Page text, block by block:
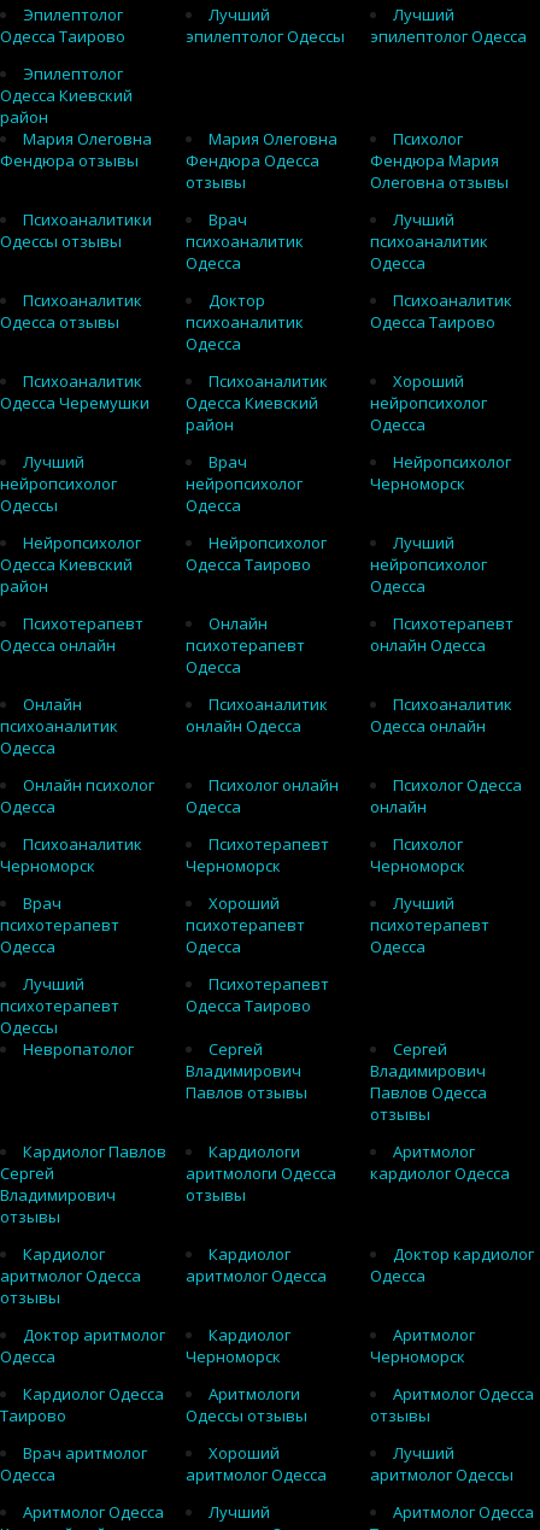
Эпилептолог
Одесса Таирово
Лучший
эпилептолог Одессы
Лучший
эпилептолог Одесса
Эпилептолог
Одесса Киевский
район
Мария Олеговна
Фендюра отзывы
Мария Олеговна
Фендюра Одесса
отзывы
Психолог
Фендюра Мария
Олеговна отзывы
Психоаналитики
Одессы отзывы
Врач
психоаналитик
Одесса
Лучший
психоаналитик
Одесса
Психоаналитик
Одесса отзывы
Доктор
психоаналитик
Одесса
Психоаналитик
Одесса Таирово
Психоаналитик
Одесса Черемушки
Психоаналитик
Одесса Киевский
район
Хороший
нейропсихолог
Одесса
Лучший
нейропсихолог
Одессы
Врач
нейропсихолог
Одесса
Нейропсихолог
Черноморск
Нейропсихолог
Одесса Киевский
район
Нейропсихолог
Одесса Таирово
Лучший
нейропсихолог
Одесса
Психотерапевт
Одесса онлайн
Онлайн
психотерапевт
Одесса
Психотерапевт
онлайн Одесса
Онлайн
психоаналитик
Одесса
Психоаналитик
онлайн Одесса
Психоаналитик
Одесса онлайн
Онлайн психолог
Одесса
Психолог онлайн
Одесса
Психолог Одесса
онлайн
Психоаналитик
Черноморск
Психотерапевт
Черноморск
Психолог
Черноморск
Врач
психотерапевт
Одесса
Хороший
психотерапевт
Одесса
Лучший
психотерапевт
Одесса
Лучший
психотерапевт
Одессы
Психотерапевт
Одесса Таирово
Невропатолог
Сергей
Владимирович
Павлов отзывы
Сергей
Владимирович
Павлов Одесса
отзывы
Кардиолог Павлов
Сергей
Владимирович
отзывы
Кардиологи
аритмологи Одесса
отзывы
Аритмолог
кардиолог Одесса
Кардиолог
аритмолог Одесса
отзывы
Кардиолог
аритмолог Одесса
Доктор кардиолог
Одесса
Доктор аритмолог
Одесса
Кардиолог
Черноморск
Аритмолог
Черноморск
Кардиолог Одесса
Таирово
Аритмологи
Одессы отзывы
Аритмолог Одесса
отзывы
Врач аритмолог
Одесса
Хороший
аритмолог Одесса
Лучший
аритмолог Одессы
Аритмолог Одесса
Лучший
Аритмолог Одесса